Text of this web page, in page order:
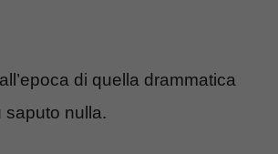
di quella drammatica
saputo nulla.